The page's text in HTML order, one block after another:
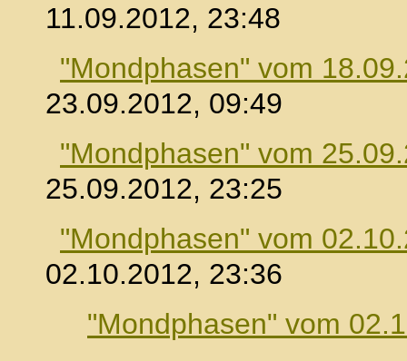
11.09.2012, 23:48
"Mondphasen" vom
23.09.2012, 09:49
"Mondphasen" vom
25.09.2012, 23:25
"Mondphasen" vom
02.10.2012, 23:36
"Mondphasen" vom